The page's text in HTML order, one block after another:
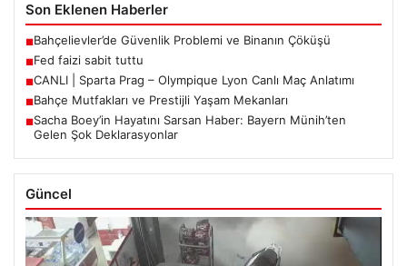
Son Eklenen Haberler
■Bahçelievler’de Güvenlik Problemi ve Binanın Çöküşü
■Fed faizi sabit tuttu
■CANLI | Sparta Prag – Olympique Lyon Canlı Maç Anlatımı
■Bahçe Mutfakları ve Prestijli Yaşam Mekanları
■Sacha Boey’in Hayatını Sarsan Haber: Bayern Münih’ten
Gelen Şok Deklarasyonlar
Güncel